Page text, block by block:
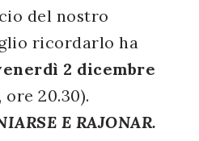
del nostro
ricordarlo ha
2 dicembre
ore 20.30).
E RAJONAR.